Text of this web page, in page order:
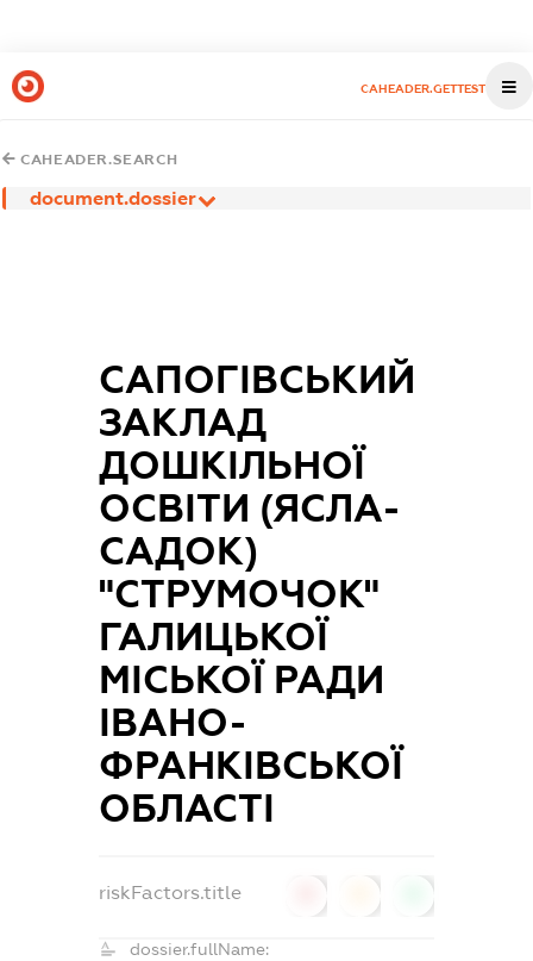
CAHEADER.GETTEST
CAHEADER.SEARCH
document.dossier
САПОГІВСЬКИЙ
ЗАКЛАД
ДОШКІЛЬНОЇ
ОСВІТИ (ЯСЛА-
САДОК)
"СТРУМОЧОК"
ГАЛИЦЬКОЇ
МІСЬКОЇ РАДИ
ІВАНО-
ФРАНКІВСЬКОЇ
ОБЛАСТІ
riskFactors.title
dossier.fullName: